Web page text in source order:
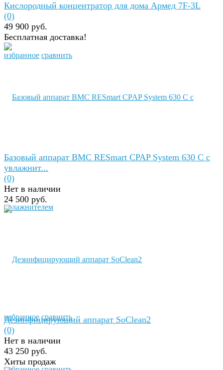
избранное сравнить
Кислородный концентратор для дома Армед 7F-3L
(0)
49 900 руб.
Бесплатная доставка!
избранное сравнить
Базовый аппарат BMC RESmart CPAP System 630 C с
увлажнит...
(0)
Нет в наличии
24 500 руб.
Дезинфицирующий аппарат SoClean2
(0)
Нет в наличии
43 250 руб.
Хиты продаж